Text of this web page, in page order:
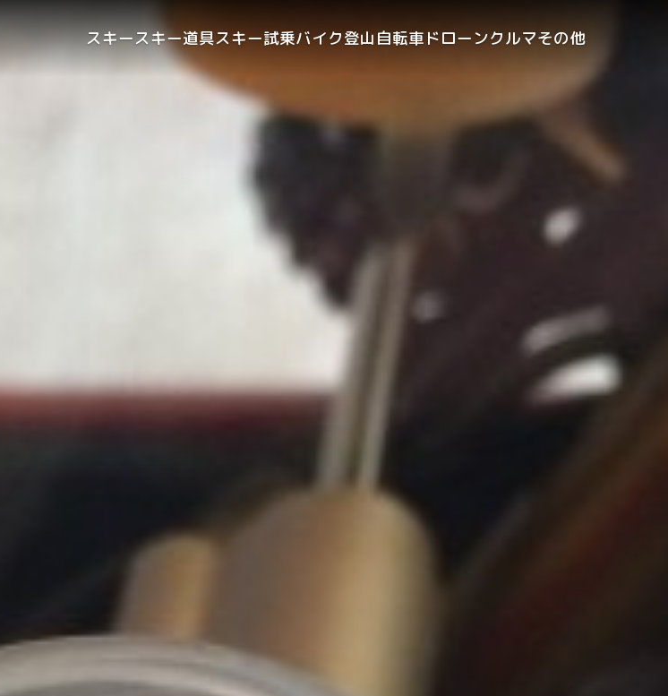
スキースキー道具スキー試乗バイク登山 自転車 ドローンクルマその他